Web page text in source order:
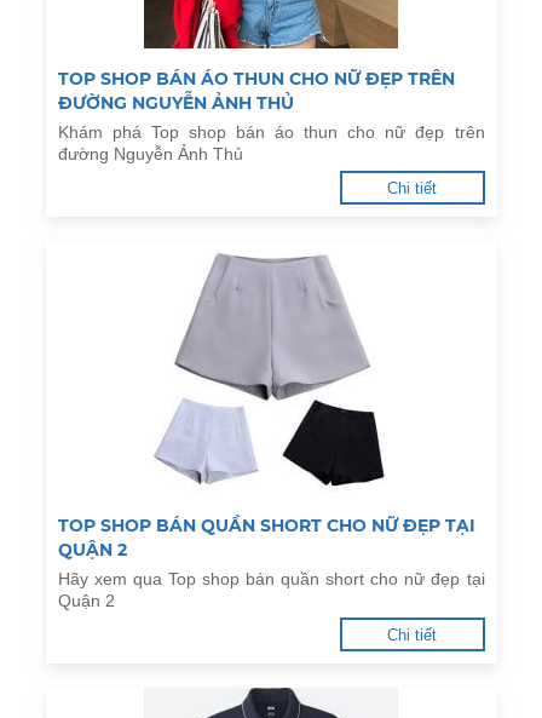
TOP SHOP BÁN ÁO THUN CHO NỮ ĐẸP TRÊN
ĐƯỜNG NGUYỄN ẢNH THỦ
Khám phá Top shop bán áo thun cho nữ đẹp trên
đường Nguyễn Ảnh Thủ
Chi tiết
TOP SHOP BÁN QUẦN SHORT CHO NỮ ĐẸP TẠI
QUẬN 2
Hãy xem qua Top shop bán quần short cho nữ đẹp tại
Quận 2
Chi tiết